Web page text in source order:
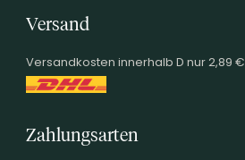
Versand
Versandkosten innerhalb D nur 2,89 €
Zahlungsarten